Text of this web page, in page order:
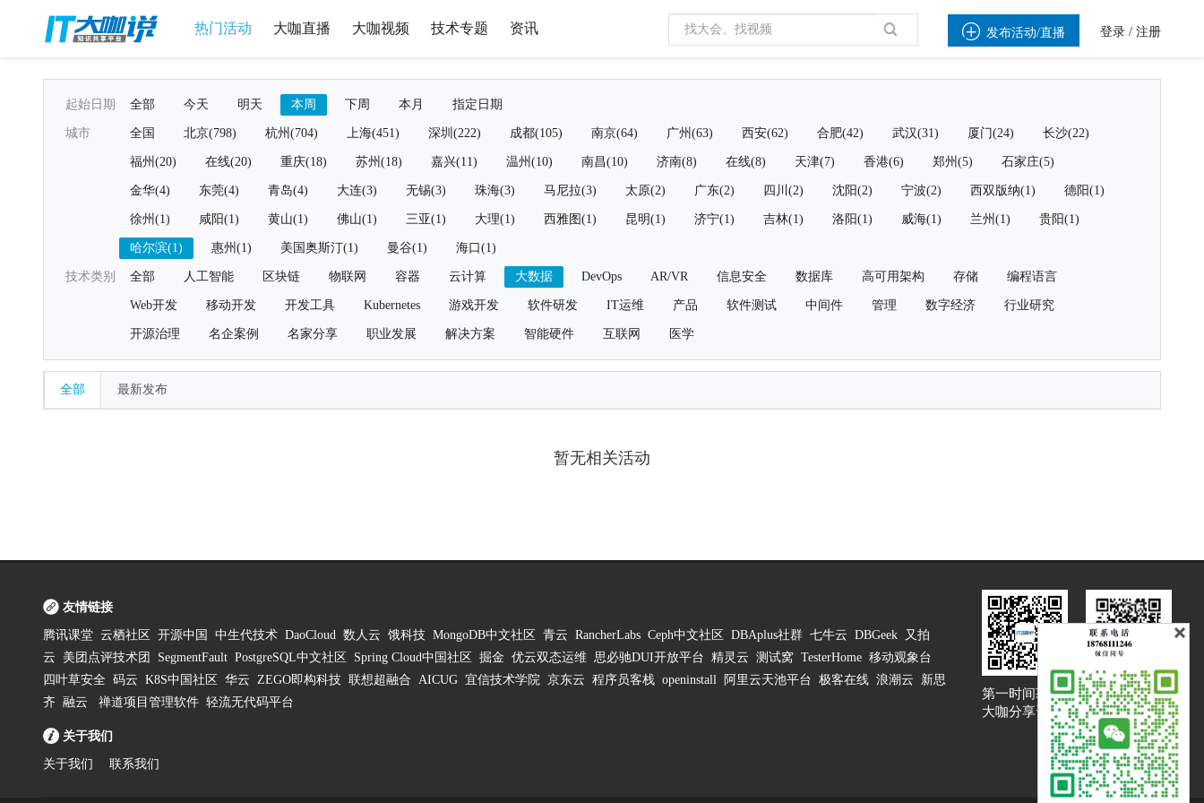
热门活动 大咖直播 大咖视频 技术专题 资讯  发布活动/直播 登录 / 注册
起始日期 全部 今天 明天 本周 下周 本月 指定日期
城市 全国 北京(798) 杭州(704) 上海(451) 深圳(222) 成都(105) 南京(64) 广州(63) 西安(62) 合肥(42) 武汉(31) 厦门(24) 长沙(22)
福州(20) 在线(20) 重庆(18) 苏州(18) 嘉兴(11) 温州(10) 南昌(10) 济南(8) 在线(8) 天津(7) 香港(6) 郑州(5) 石家庄(5)
金华(4) 东莞(4) 青岛(4) 大连(3) 无锡(3) 珠海(3) 马尼拉(3) 太原(2) 广东(2) 四川(2) 沈阳(2) 宁波(2) 西双版纳(1) 德阳(1)
徐州(1) 咸阳(1) 黄山(1) 佛山(1) 三亚(1) 大理(1) 西雅图(1) 昆明(1) 济宁(1) 吉林(1) 洛阳(1) 威海(1) 兰州(1) 贵阳(1)
哈尔滨(1) 惠州(1) 美国奥斯汀(1) 曼谷(1) 海口(1)
技术类别 全部 人工智能 区块链 物联网 容器 云计算 大数据 DevOps AR/VR 信息安全 数据库 高可用架构 存储 编程语言
Web开发 移动开发 开发工具 Kubernetes 游戏开发 软件研发 IT运维 产品 软件测试 中间件 管理 数字经济 行业研究
开源治理 名企案例 名家分享 职业发展 解决方案 智能硬件 互联网 医学
全部 最新发布
暂无相关活动
友情链接
腾讯课堂 云栖社区 开源中国 中生代技术 DaoCloud 数人云 饿科技 MongoDB中文社区 青云 RancherLabs Ceph中文社区 DBAplus社群 七牛云 DBGeek
又拍
云
美团点评技术团 SegmentFault PostgreSQL中文社区 Spring Cloud中国社区 掘金 优云双态运维 思必驰DUI开放平台 精灵云 测试窝 TesterHome 移动观象台
四叶草安全 码云 K8S中国社区 华云 ZEGO即构科技 联想超融合 AICUG 宜信技术学院 京东云 程序员客栈 openinstall 阿里云天池平台 极客在线 浪潮云
新思
齐 融云 禅道项目管理软件 轻流无代码平台
关于我们
关于我们 联系我们
第一时间获取
大咖分享资讯
大咖说吐槽客服